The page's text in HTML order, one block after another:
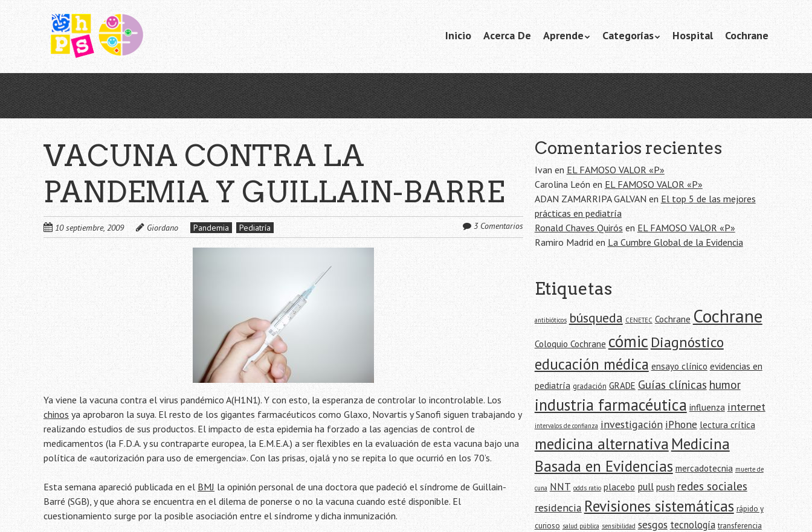
principal
Menú
al
contenido
Inicio Acerca De Aprende Categorías Hospital Cochrane
VACUNA CONTRA LA
PANDEMIA Y GUILLAIN-BARRE
10 septiembre, 2009 Giordano Pandemia Pediatría 3 Comentarios
Ya viene la vacuna contra el virus pandémico A(H1N1). Y con esto, la esperanza de controlar lo incontrolable. Los
chinos ya aprobaron la suya. El resto de los gigantes farmacéuticos como Glaxo, Novartis y Sanofi siguen trabajando y
realizando estudios de sus productos. El impacto de esta epidemia ha forzado a las agencias de control de
medicamentos (la F.D.A. y su contraparte europea, la E.M.E.A.) a ser flexibles en la evaluación de esta vacuna bajo una
política de «autorización para uso de emergencia». Con las prisas, ojalá y no se repita lo que ocurrió en los 70’s.
Esta semana apareció publicada en el BMJ la opinión personal de una doctora que padeció el síndrome de Guillain-
Barré (SGB), y que ahora se encuentra en el dilema de ponerse o no la vacuna cuando esté disponible. El
cuestionamiento surge por la posible asociación entre el síndrome y dicha inmunización.
Comentarios recientes
Ivanen EL FAMOSO VALOR «P»
Carolina León en EL FAMOSO VALOR «P»
ADAN ZAMARRIPA GALVANen El top 5 de las mejores
prácticas en pediatría
Ronald Chaves Quirós en EL FAMOSO VALOR «P»
Ramiro Madriden La Cumbre Global de la Evidencia
Etiquetas
antibióticos búsqueda CENETEC Cochrane Cochrane
Coloquio Cochrane cómic Diagnóstico
educación médica ensayo clínico evidencias en
pediatría gradación GRADE Guías clínicas humor
industria farmacéutica influenza internet
intervalos de confianza investigación iPhone lectura crítica
medicina alternativaMedicina
Basada en Evidencias mercadotecnia muerte de
cuna NNT odds ratio placebo pull push redes sociales
residencia Revisiones sistemáticas rápido y
curioso salud pública sensibilidad sesgos tecnología transferencia